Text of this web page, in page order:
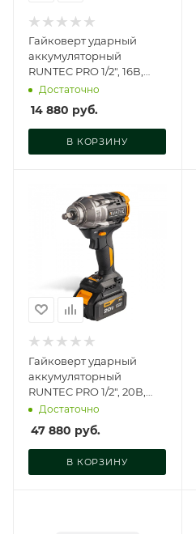
Гайковерт ударный
аккумуляторный
RUNTEC PRO 1/2", 16В,
2*2Ач, 180Нм RUNTEC,
Достаточно
14 880 руб.
В КОРЗИНУ
Гайковерт ударный
аккумуляторный
RUNTEC PRO 1/2", 20В,
2*4Ач, 1100Нм, RT-IW1100
Достаточно
47 880 руб.
В КОРЗИНУ